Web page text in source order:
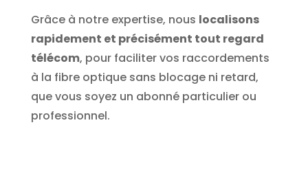
Grâce à notre expertise, nous localisons
rapidement et précisément tout regard
télécom, pour faciliter vos raccordements
à la fibre optique sans blocage ni retard,
que vous soyez un abonné particulier ou
professionnel.